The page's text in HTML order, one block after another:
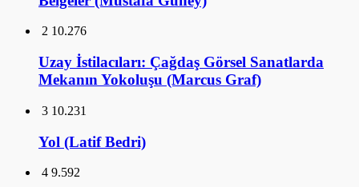
2 10.276
Uzay İstilacıları: Çağdaş Görsel Sanatlarda
Mekanın Yokoluşu (Marcus Graf)
3 10.231
Yol (Latif Bedri)
4 9.592